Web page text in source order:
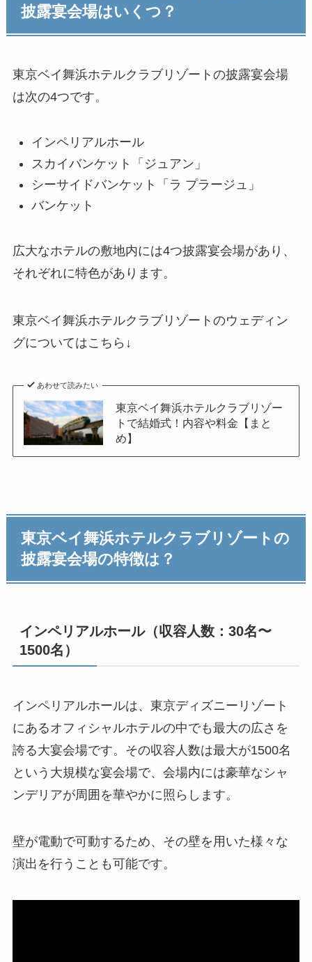
披露宴会場はいくつ？
東京ベイ舞浜ホテルクラブリゾートの披露宴会場
は次の4つです。
インペリアルホール
スカイバンケット「ジュアン」
シーサイドバンケット「ラ プラージュ」
バンケット
広大なホテルの敷地内には4つ披露宴会場があり、
それぞれに特色があります。
東京ベイ舞浜ホテルクラブリゾートのウェディン
グについてはこちら↓
あわせて読みたい
東京ベイ舞浜ホテルクラブリゾー
トで結婚式！内容や料金【まと
め】
東京ベイ舞浜ホテルクラブリゾートの
披露宴会場の特徴は？
インペリアルホール（収容人数：30名〜
1500名）
インペリアルホールは、東京ディズニーリゾート
にあるオフィシャルホテルの中でも最大の広さを
誇る大宴会場です。その収容人数は最大が1500名
という大規模な宴会場で、会場内には豪華なシャ
ンデリアが周囲を華やかに照らします。
壁が電動で可動するため、その壁を用いた様々な
演出を行うことも可能です。